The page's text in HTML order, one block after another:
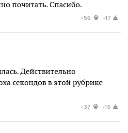
почитать. Спасибо.
+56 -17
Действительно
секондов в этой рубрике
+37 -16